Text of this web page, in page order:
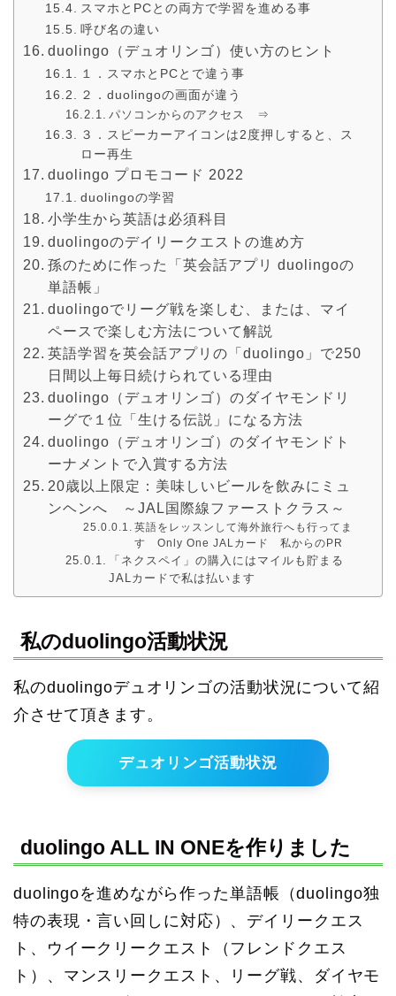
スマホとPCとの両方で学習を進める事
呼び名の違い
duolingo（デュオリンゴ）使い方のヒント
１．スマホとPCとで違う事
２．duolingoの画面が違う
パソコンからのアクセス ⇒
３．スピーカーアイコンは2度押しすると、ス
ロー再生
duolingo プロモコード 2022
duolingoの学習
小学生から英語は必須科目
duolingoのデイリークエストの進め方
孫のために作った「英会話アプリ duolingoの
単語帳」
duolingoでリーグ戦を楽しむ、または、マイ
ペースで楽しむ方法について解説
英語学習を英会話アプリの「duolingo」で250
日間以上毎日続けられている理由
duolingo（デュオリンゴ）のダイヤモンドリ
ーグで１位「生ける伝説」になる方法
duolingo（デュオリンゴ）のダイヤモンドト
ーナメントで入賞する方法
20歳以上限定：美味しいビールを飲みにミュ
ンヘンへ ～JAL国際線ファーストクラス～
英語をレッスンして海外旅行へも行ってま
す Only One JALカード 私からのPR
「ネクスペイ」の購入にはマイルも貯まる
JALカードで私は払います
私のduolingo活動状況
私のduolingoデュオリンゴの活動状況について紹
介させて頂きます。
デュオリンゴ活動状況
duolingo ALL IN ONEを作りました
duolingoを進めながら作った単語帳（duolingo独
特の表現・言い回しに対応）、デイリークエス
ト、ウイークリークエスト（フレンドクエス
ト）、マンスリークエスト、リーグ戦、ダイヤモ